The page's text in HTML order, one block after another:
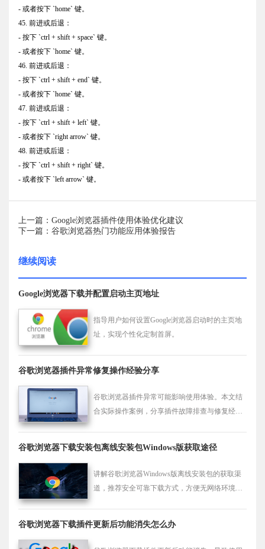
- 或者按下 `home` 键。
45. 前进或后退：
- 按下 `ctrl + shift + space` 键。
- 或者按下 `home` 键。
46. 前进或后退：
- 按下 `ctrl + shift + end` 键。
- 或者按下 `home` 键。
47. 前进或后退：
- 按下 `ctrl + shift + left` 键。
- 或者按下 `right arrow` 键。
48. 前进或后退：
- 按下 `ctrl + shift + right` 键。
- 或者按下 `left arrow` 键。
上一篇：Google浏览器插件使用体验优化建议
下一篇：谷歌浏览器热门功能应用体验报告
继续阅读
Google浏览器下载并配置启动主页地址
指导用户如何设置Google浏览器启动时的主页地
址，实现个性化定制首屏。
谷歌浏览器插件异常修复操作经验分享
谷歌浏览器插件异常可能影响使用体验。本文结
合实际操作案例，分享插件故障排查与修复经
谷歌浏览器下载安装包离线安装包Windows版获取途径
讲解谷歌浏览器Windows版离线安装包的获取渠
道，推荐安全可靠下载方式，方便无网络环境下
谷歌浏览器下载插件更新后功能消失怎么办